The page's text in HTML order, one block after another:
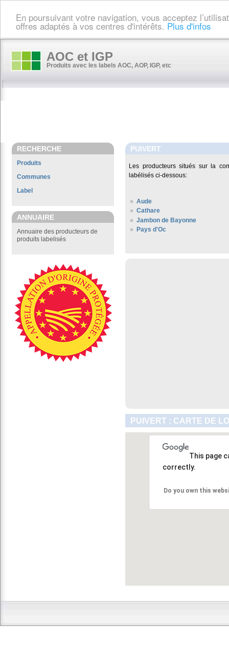
En poursuivant votre navigation, vous acceptez
offres adaptés à vos centres d'intérêts. Plus d'infos
AOC et IGP
Produits avec les labels AOC, AOP, IGP, etc
RECHERCHE
Produits
Communes
Label
ANNUAIRE
Annuaire des producteurs de
produits labelisés
PUIVERT
Les producteurs situés sur la
labélisés ci-dessous:
Aude
Cathare
Jambon de Bayonne
Pays d'Oc
PUIVERT : CARTE DE
This page
correctly.
Do you own this